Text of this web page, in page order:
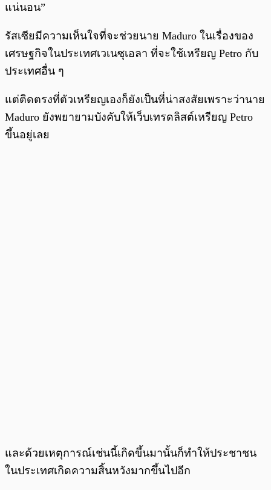
แน่นอน”
รัสเซียมีความเห็นใจที่จะช่วยนาย Maduro ในเรื่องของ
เศรษฐกิจในประเทศเวเนซุเอลา ที่จะใช้เหรียญ Petro กับ
ประเทศอื่น ๆ
แต่ติดตรงที่ตัวเหรียญเองก็ยังเป็นที่น่าสงสัยเพราะว่านาย
Maduro ยังพยายามบังคับให้เว็บเทรดลิสต์เหรียญ Petro
ขึ้นอยู่เลย
และด้วยเหตุการณ์เช่นนี้เกิดขึ้นมานั้นก็ทำให้ประชาชน
ในประเทศเกิดความสิ้นหวังมากขึ้นไปอีก